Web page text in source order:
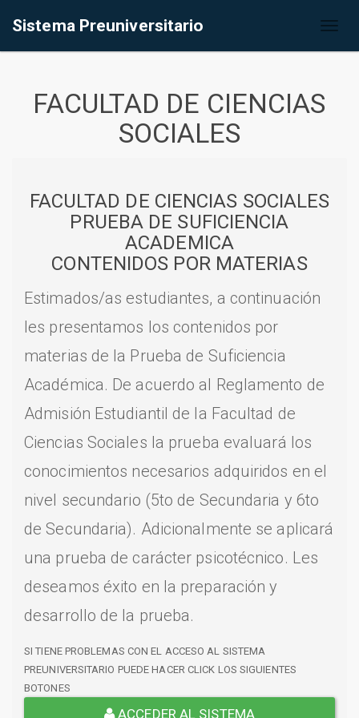
Sistema Preuniversitario
FACULTAD DE CIENCIAS
SOCIALES
FACULTAD DE CIENCIAS SOCIALES
PRUEBA DE SUFICIENCIA
ACADEMICA
CONTENIDOS POR MATERIAS
Estimados/as estudiantes, a continuación
les presentamos los contenidos por
materias de la Prueba de Suficiencia
Académica. De acuerdo al Reglamento de
Admisión Estudiantil de la Facultad de
Ciencias Sociales la prueba evaluará los
conocimientos necesarios adquiridos en el
nivel secundario (5to de Secundaria y 6to
de Secundaria). Adicionalmente se aplicará
una prueba de carácter psicotécnico. Les
deseamos éxito en la preparación y
desarrollo de la prueba.
SI TIENE PROBLEMAS CON EL ACCESO AL SISTEMA
PREUNIVERSITARIO PUEDE HACER CLICK LOS SIGUIENTES
BOTONES
ACCEDER AL SISTEMA